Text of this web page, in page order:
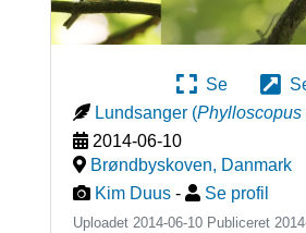
Se
Lundsanger (Phylloscopus
2014-06-10
Brøndbyskoven, Danmark
Kim Duus - Se profil
Uploadet 2014-06-10 Publiceret